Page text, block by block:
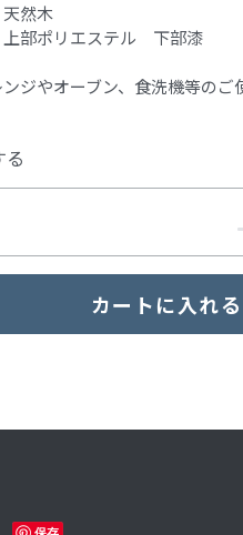
天然木
上部ポリエステル 下部漆
ジやオーブン、食洗機等のご
る
カートに入れる